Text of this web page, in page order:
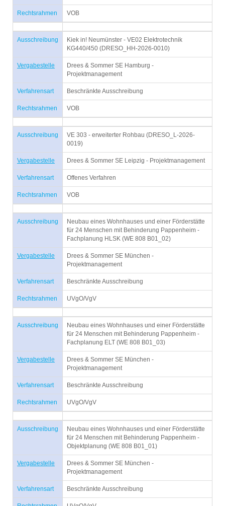
Rechtsrahmen VOB
Ausschreibung
Kiek in! Neumünster - VE02 Elektrotechnik
KG440/450 (DRESO_HH-2026-0010)
Vergabestelle
Drees & Sommer SE Hamburg -
Projektmanagement
Verfahrensart Beschränkte Ausschreibung
Rechtsrahmen VOB
Ausschreibung
VE 303 - erweiterter Rohbau (DRESO_L-2026-
0019)
Vergabestelle Drees & Sommer SE Leipzig - Projektmanagement
Verfahrensart Offenes Verfahren
Rechtsrahmen VOB
Ausschreibung
Neubau eines Wohnhauses und einer Förderstätte
für 24 Menschen mit Behinderung Pappenheim -
Fachplanung HLSK (WE 808 B01_02)
Vergabestelle
Drees & Sommer SE München -
Projektmanagement
Verfahrensart Beschränkte Ausschreibung
Rechtsrahmen UVgO/VgV
Ausschreibung
Neubau eines Wohnhauses und einer Förderstätte
für 24 Menschen mit Behinderung Pappenheim -
Fachplanung ELT (WE 808 B01_03)
Vergabestelle
Drees & Sommer SE München -
Projektmanagement
Verfahrensart Beschränkte Ausschreibung
Rechtsrahmen UVgO/VgV
Ausschreibung
Neubau eines Wohnhauses und einer Förderstätte
für 24 Menschen mit Behinderung Pappenheim -
Objektplanung (WE 808 B01_01)
Vergabestelle
Drees & Sommer SE München -
Projektmanagement
Verfahrensart Beschränkte Ausschreibung